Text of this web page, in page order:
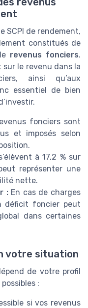
SCPI de rendement,
constitués de
revenus fonciers.
sur le revenu dans la
ainsi qu’aux
essentiel de bien
fonciers sont
et imposés selon
à 17,2 % sur
représenter une
nette.
:En cas de charges
déficit foncier peut
dans certaines
votre situation
de votre profil
:
si vos revenus